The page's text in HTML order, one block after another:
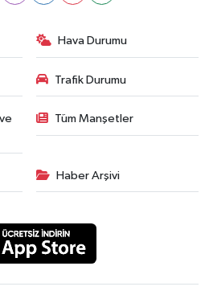
Hava Durumu
Trafik Durumu
Tüm Manşetler
Haber Arşivi